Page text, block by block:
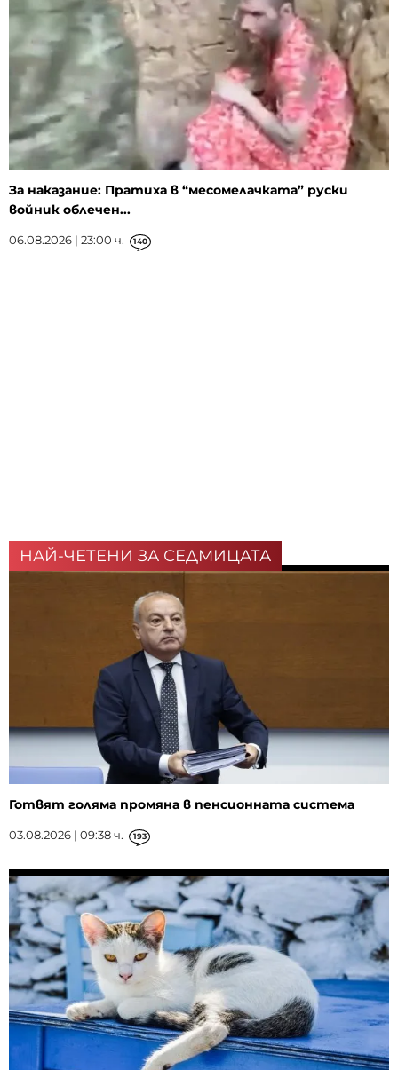
За наказание: Пратиха в “месомелачката” руски
войник облечен...
06.08.2026 | 23:00 ч. 140
НАЙ-ЧЕТЕНИ ЗА СЕДМИЦАТА
Готвят голяма промяна в пенсионната система
03.08.2026 | 09:38 ч. 193